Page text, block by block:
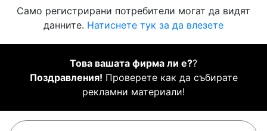
Само регистрирани потребители могат да видят
данните. Натиснете тук за да влезете
Това вашата фирма ли е??
Поздравления! Проверете как да събирате
рекламни материали!